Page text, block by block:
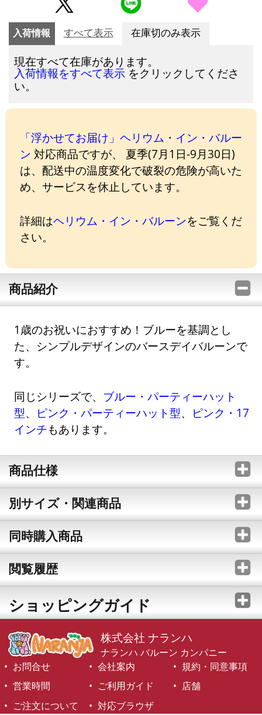
入荷情報 すべて表示 在庫切のみ表示
現在すべて在庫があります。
入荷情報をすべて表示 をクリックしてくださ
い。
「浮かせてお届け」ヘリウム・イン・バルー
ン 対応商品ですが、 夏季(7月1日-9月30日)
は、配送中の温度変化で破裂の危険が高いた
め、サービスを休止しています。
詳細はヘリウム・イン・バルーンをご覧くだ
さい。
商品紹介
1歳のお祝いにおすすめ！ブルーを基調とし
た、シンプルデザインのバースデイバルーンで
す。
同じシリーズで、 ブルー・パーティーハット
型、 ピンク・パーティーハット型、
ピンク・17
インチもあります。
商品仕様
別サイズ・関連商品
同時購入商品
閲覧履歴
ショッピングガイド
株式会社 ナランハ
ナランハ バルーン カンパニー
お問合せ
会社案内
規約・同意事項
営業時間
ご利用ガイド
店舗
ご注文について
対応ブラウザ